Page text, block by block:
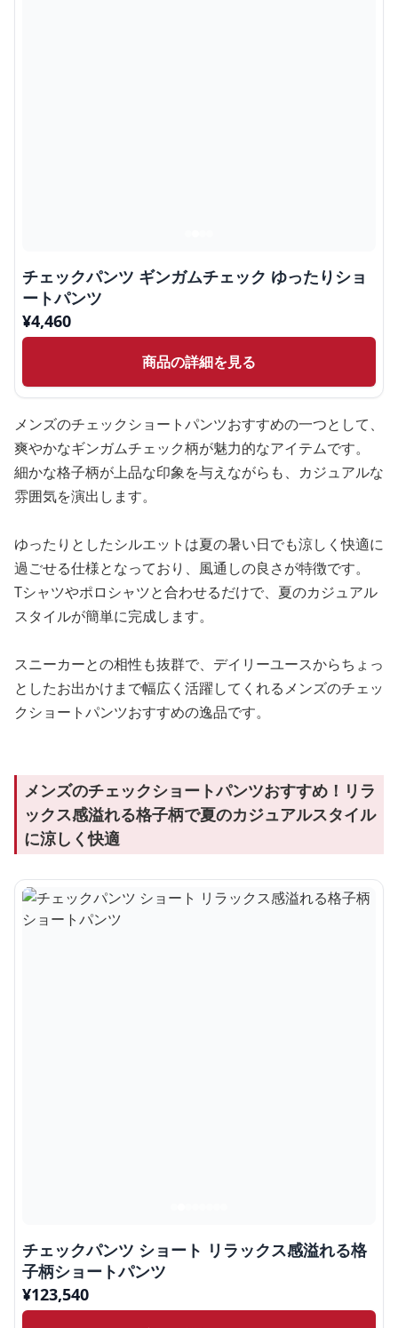
チェックパンツ ギンガムチェック ゆったりショ
ートパンツ
¥4,460
商品の詳細を見る
メンズのチェックショートパンツおすすめの一つとして、
爽やかなギンガムチェック柄が魅力的なアイテムです。
細かな格子柄が上品な印象を与えながらも、カジュアルな
雰囲気を演出します。
ゆったりとしたシルエットは夏の暑い日でも涼しく快適に
過ごせる仕様となっており、風通しの良さが特徴です。
Tシャツやポロシャツと合わせるだけで、夏のカジュアル
スタイルが簡単に完成します。
スニーカーとの相性も抜群で、デイリーユースからちょっ
としたお出かけまで幅広く活躍してくれるメンズのチェッ
クショートパンツおすすめの逸品です。
メンズのチェックショートパンツおすすめ！リラ
ックス感溢れる格子柄で夏のカジュアルスタイル
に涼しく快適
チェックパンツ ショート リラックス感溢れる格
子柄ショートパンツ
¥123,540